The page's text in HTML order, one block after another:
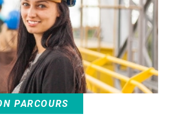
PARCOURS